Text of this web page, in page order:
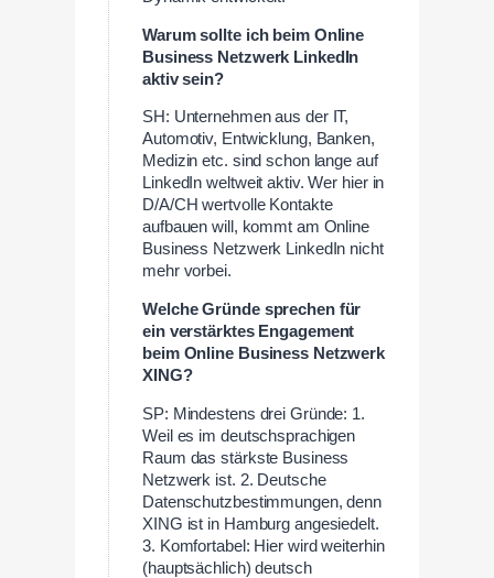
Warum sollte ich beim Online
Business Netzwerk LinkedIn
aktiv sein?
SH: Unternehmen aus der IT,
Automotiv, Entwicklung, Banken,
Medizin etc. sind schon lange auf
LinkedIn weltweit aktiv. Wer hier in
D/A/CH wertvolle Kontakte
aufbauen will, kommt am Online
Business Netzwerk LinkedIn nicht
mehr vorbei.
Welche Gründe sprechen für
ein verstärktes Engagement
beim Online Business Netzwerk
XING?
SP: Mindestens drei Gründe: 1.
Weil es im deutschsprachigen
Raum das stärkste Business
Netzwerk ist. 2. Deutsche
Datenschutzbestimmungen, denn
XING ist in Hamburg angesiedelt.
3. Komfortabel: Hier wird weiterhin
(hauptsächlich) deutsch